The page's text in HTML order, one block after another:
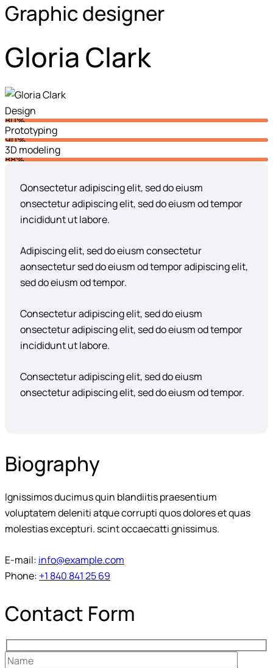
Graphic designer
Gloria Clark
Design
80%
Prototyping
90%
3D modeling
88%
Qonsectetur adipiscing elit, sed do eiusm
onsectetur adipiscing elit, sed do eiusm od tempor
incididunt ut labore.
Adipiscing elit, sed do eiusm consectetur
aonsectetur sed do eiusm od tempor adipiscing elit,
sed do eiusm od tempor.
Consectetur adipiscing elit, sed do eiusm
onsectetur adipiscing elit, sed do eiusm od tempor
incididunt ut labore.
Consectetur adipiscing elit, sed do eiusm
onsectetur adipiscing elit, sed do eiusm od tempor.
Biography
Ignissimos ducimus quin blandiitis praesentium
voluptatem deleniti atque corrupti quos dolores et quas
molestias excepturi. scint occaecatti gnissimus.
E-mail: info@example.com
Phone: +1 840 841 25 69
Contact Form